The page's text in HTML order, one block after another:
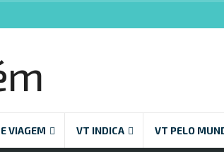
VIAGEM VT INDICA VT PELO